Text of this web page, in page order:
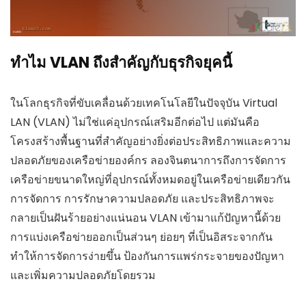
ทำไม VLAN ถึงสำคัญกับธุรกิจยุคนี้
ในโลกธุรกิจที่ขับเคลื่อนด้วยเทคโนโลยีในปัจจุบัน Virtual
LAN (VLAN) ไม่ใช่แค่อุปกรณ์เสริมอีกต่อไป แต่มันคือ
โครงสร้างพื้นฐานที่สำคัญอย่างยิ่งต่อประสิทธิภาพและความ
ปลอดภัยของเครือข่ายองค์กร ลองจินตนาการถึงการจัดการ
เครือข่ายขนาดใหญ่ที่อุปกรณ์ทั้งหมดอยู่ในเครือข่ายเดียวกัน
การจัดการ การรักษาความปลอดภัย และประสิทธิภาพจะ
กลายเป็นฝันร้ายอย่างแน่นอน VLAN เข้ามาแก้ปัญหานี้ด้วย
การแบ่งเครือข่ายออกเป็นส่วนๆ ย่อยๆ ที่เป็นอิสระจากกัน
ทำให้การจัดการง่ายขึ้น ป้องกันการแพร่กระจายของปัญหา
และเพิ่มความปลอดภัยโดยรวม